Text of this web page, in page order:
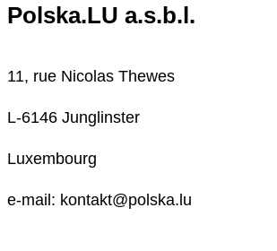
Polska.LU a.s.b.l.
11, rue Nicolas Thewes
L-6146 Junglinster
Luxembourg
e-mail: kontakt@polska.lu